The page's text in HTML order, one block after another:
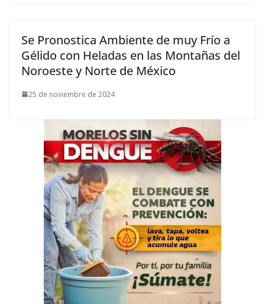
Se Pronostica Ambiente de muy Frío a
Gélido con Heladas en las Montañas del
Noroeste y Norte de México
25 de noviembre de 2024